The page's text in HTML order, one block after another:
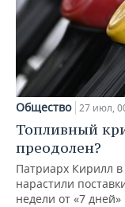
Общество 27 июл,
Топливный
преодолен?
Патриарх Кирилл
нарастили
недели от «7 дней»